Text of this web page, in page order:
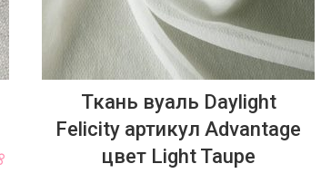
Ткань вуаль Daylight
Felicity артикул Advantage
цвет Light Taupe